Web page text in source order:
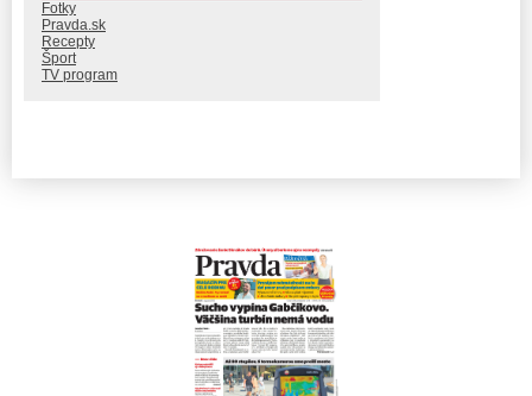
Fotky
Pravda.sk
Recepty
Šport
TV program